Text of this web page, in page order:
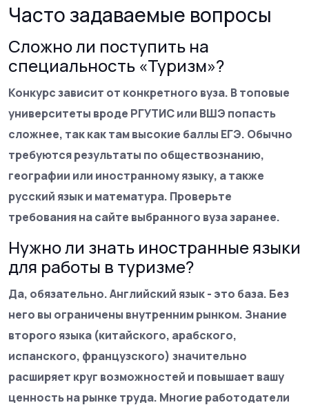
Часто задаваемые вопросы
Сложно ли поступить на
специальность «Туризм»?
Конкурс зависит от конкретного вуза. В топовые
университеты вроде РГУТИС или ВШЭ попасть
сложнее, так как там высокие баллы ЕГЭ. Обычно
требуются результаты по обществознанию,
географии или иностранному языку, а также
русский язык и математура. Проверьте
требования на сайте выбранного вуза заранее.
Нужно ли знать иностранные языки
для работы в туризме?
Да, обязательно. Английский язык - это база. Без
него вы ограничены внутренним рынком. Знание
второго языка (китайского, арабского,
испанского, французского) значительно
расширяет круг возможностей и повышает вашу
ценность на рынке труда. Многие работодатели